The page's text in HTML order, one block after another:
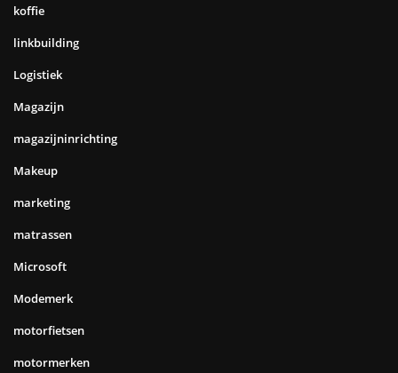
koffie
linkbuilding
Logistiek
Magazijn
magazijninrichting
Makeup
marketing
matrassen
Microsoft
Modemerk
motorfietsen
motormerken